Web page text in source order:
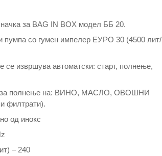
за BAG IN BOX модел ББ 20.
пумпа со гумен импелер ЕУРО 30 (4500 лит/
се извршува автоматски: старт, полнење,
полнење на: ВИНО, МАСЛО, ОВОШНИ
филтрати).
од инокс
– 240